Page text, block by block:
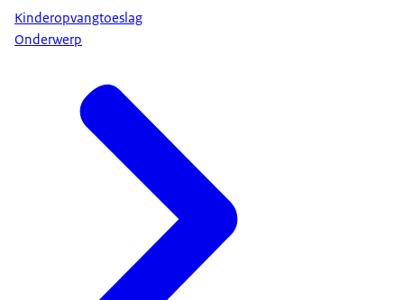
Kinderopvangtoeslag
Onderwerp